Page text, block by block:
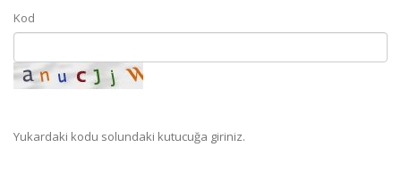
Kod
Yukardaki kodu solundaki kutucuğa giriniz.